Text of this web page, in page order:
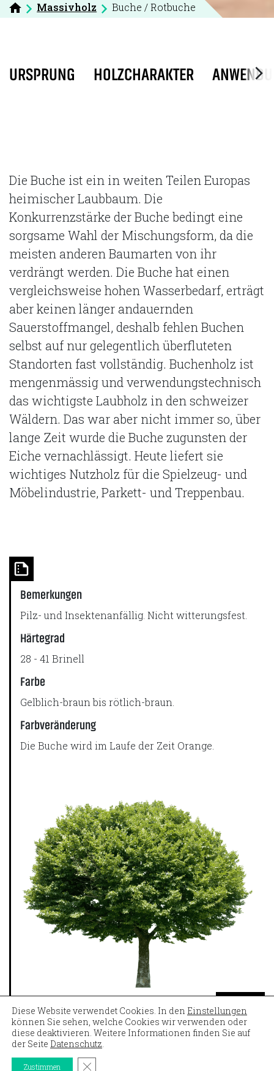
Massivholz Buche / Rotbuche
URSPRUNG HOLZCHARAKTER
Die Buche ist ein in weiten Teilen Europas
heimischer Laubbaum. Die
Konkurrenzstärke der Buche bedingt eine
sorgsame Wahl der Mischungsform, da die
meisten anderen Baumarten von ihr
verdrängt werden. Die Buche hat einen
vergleichsweise hohen Wasserbedarf, erträgt
aber keinen länger andauernden
Sauerstoffmangel, deshalb fehlen Buchen
selbst auf nur gelegentlich überfluteten
Standorten fast vollständig. Buchenholz ist
mengenmässig und verwendungstechnisch
das wichtigste Laubholz in den schweizer
Wäldern. Das war aber nicht immer so, über
lange Zeit wurde die Buche zugunsten der
Eiche vernachlässigt. Heute liefert sie
wichtiges Nutzholz für die Spielzeug- und
Möbelindustrie, Parkett- und Treppenbau.
Bemerkungen
Pilz- und Insektenanfällig. Nicht witterungsfest.
Härtegrad
28 - 41 Brinell
Farbe
Gelblich-braun bis rötlich-braun.
Farbveränderung
Die Buche wird im Laufe der Zeit Orange.
URSPRUNG
Diese Website verwendet Cookies. In den Einstellungen
können Sie sehen, welche Cookies wir verwenden oder
diese deaktivieren. Weitere Informationen finden Sie auf
der Seite Datenschutz.
Zustimmen GDPR Cookie-Banner schließen